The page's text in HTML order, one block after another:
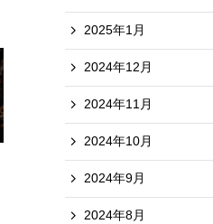
2025年1月
2024年12月
2024年11月
2024年10月
2024年9月
2024年8月